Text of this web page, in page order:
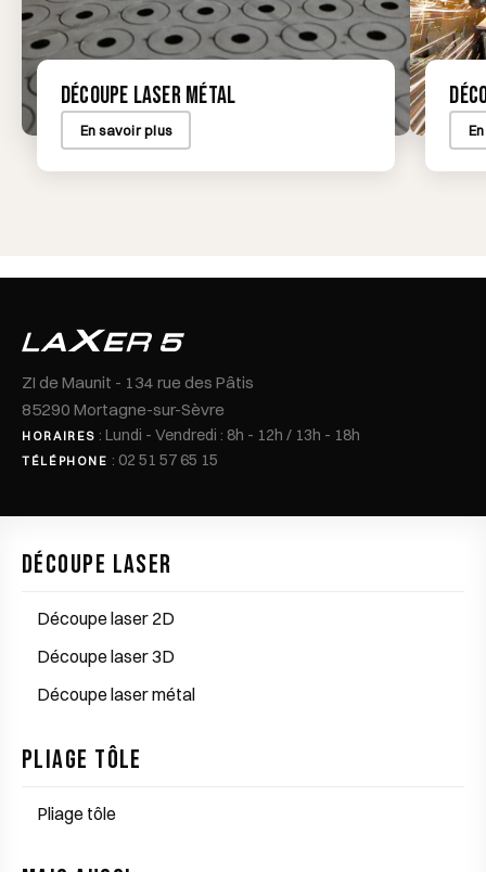
Découpe laser métal
En savoir plus
ZI de Maunit - 134 rue des Pâtis
85290 Mortagne-sur-Sèvre
HORAIRES : Lundi - Vendredi : 8h - 12h / 13h - 18h
TÉLÉPHONE : 02 51 57 65 15
Découpe laser
Découpe laser 2D
Découpe laser 3D
Découpe laser métal
Pliage tôle
Pliage tôle